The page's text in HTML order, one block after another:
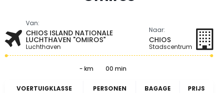
Van:
CHIOS ISLAND NATIONALE
LUCHTHAVEN "OMIROS"
Luchthaven
Naar:
CHIOS
Stadscentrum
- km 00 min
VOERTUIGKLASSE PERSONEN BAGAGE PRIJS